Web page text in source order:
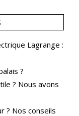
Lagrange :
?
? Nous avons
? Nos conseils